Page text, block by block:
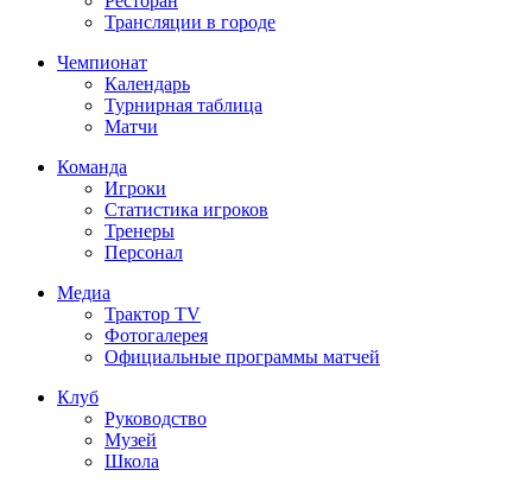
Трансляции в городе
Чемпионат
Календарь
Турнирная таблица
Матчи
Команда
Игроки
Статистика игроков
Тренеры
Персонал
Медиа
Трактор TV
Фотогалерея
Официальные программы матчей
Клуб
Руководство
Музей
Школа